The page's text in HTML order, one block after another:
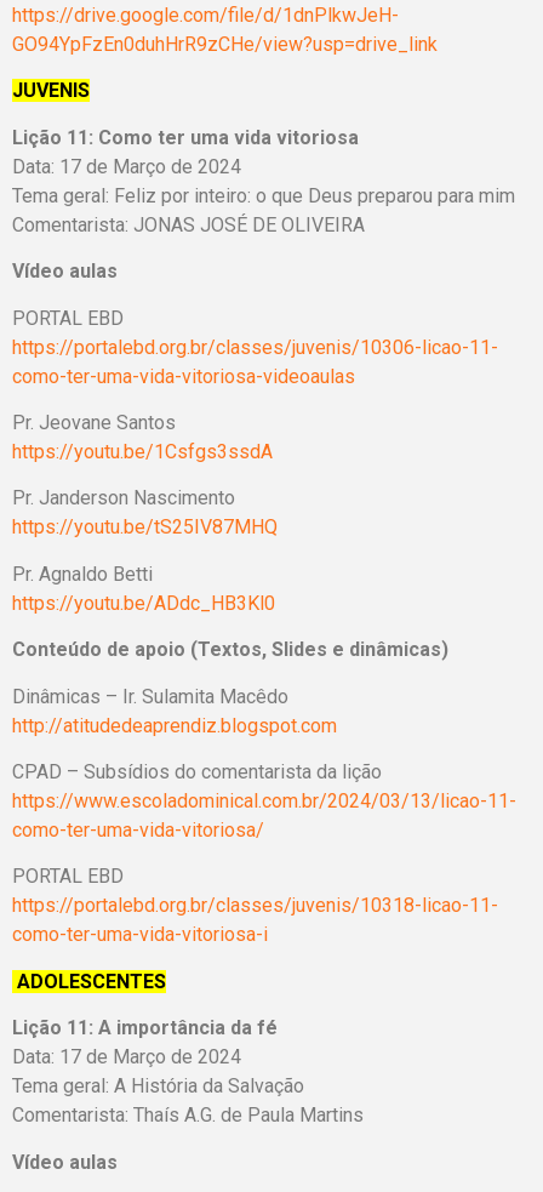
https://drive.google.com/file/d/1dnPlkwJeH-
GO94YpFzEn0duhHrR9zCHe/view?usp=drive_link
JUVENIS
Lição 11: Como ter uma vida vitoriosa
Data: 17 de Março de 2024
Tema geral: Feliz por inteiro: o que Deus preparou para mim
Comentarista: JONAS JOSÉ DE OLIVEIRA
Vídeo aulas
PORTAL EBD
https://portalebd.org.br/classes/juvenis/10306-licao-11-
como-ter-uma-vida-vitoriosa-videoaulas
Pr. Jeovane Santos
https://youtu.be/1Csfgs3ssdA
Pr. Janderson Nascimento
https://youtu.be/tS25IV87MHQ
Pr. Agnaldo Betti
https://youtu.be/ADdc_HB3Kl0
Conteúdo de apoio (Textos, Slides e dinâmicas)
Dinâmicas – Ir. Sulamita Macêdo
http://atitudedeaprendiz.blogspot.com
CPAD – Subsídios do comentarista da lição
https://www.escoladominical.com.br/2024/03/13/licao-11-
como-ter-uma-vida-vitoriosa/
PORTAL EBD
https://portalebd.org.br/classes/juvenis/10318-licao-11-
como-ter-uma-vida-vitoriosa-i
ADOLESCENTES
Lição 11: A importância da fé
Data: 17 de Março de 2024
Tema geral: A História da Salvação
Comentarista: Thaís A.G. de Paula Martins
Vídeo aulas